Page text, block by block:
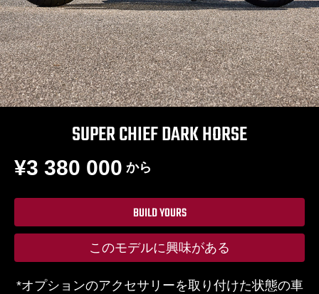
SUPER CHIEF DARK HORSE
から
¥3 380 000
BUILD YOURS
このモデルに興味がある
*オプションのアクセサリーを取り付けた状態の車